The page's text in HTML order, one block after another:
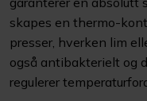
skapes en thermo-
presser, hverken lim
også antibakterielt og
regulerer